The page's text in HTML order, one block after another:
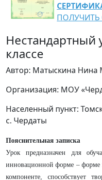
ПОЛУЧИТЬ
Нестандартный
классе
Автор: Матыскина Нина
Организация: МОУ
Населенный пункт:
с. Чердаты
Пояснительная записка
Урок предназначен для
инновационной форме – форме
компоненте, способствует